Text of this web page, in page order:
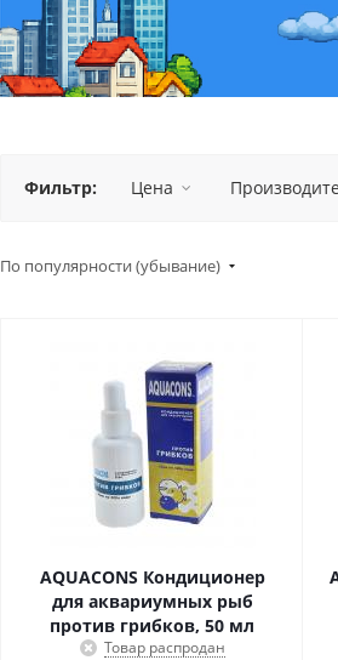
Фильтр: Цена
По популярности (убывание)
AQUACONS Кондиционер
для аквариумных рыб
против грибков, 50 мл
Товар распродан